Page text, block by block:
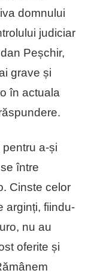
domnului
judiciar
Peșchir,
grave și
în actuala
a-și
între
Cinste celor
arginți, fiindu-
nu au
oferite și